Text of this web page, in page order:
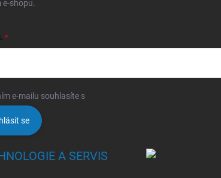
e-shopu.
e-mailu souhlasíte s
se
A SERVIS